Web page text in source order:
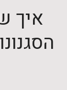
איך